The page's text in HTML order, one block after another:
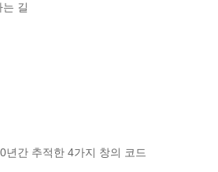
길
년간 추적한 4가지 창의 코드